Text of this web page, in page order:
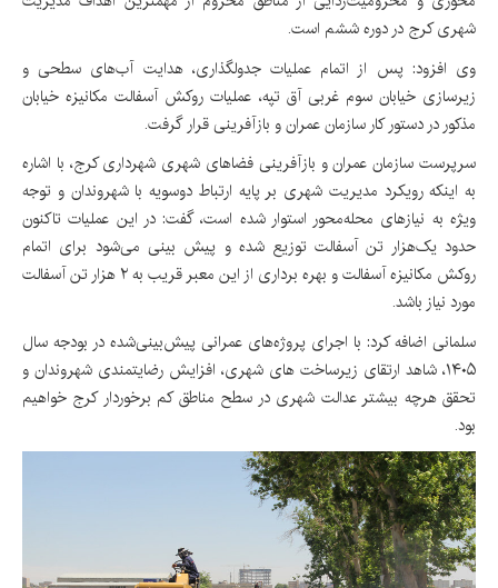
شهری کرج در دوره ششم است.
وی افزود: پس از اتمام عملیات جدولگذاری، هدایت آب‌های سطحی و
زیرسازی خیابان سوم غربی آق تپه، عملیات روکش آسفالت مکانیزه خیابان
مذکور در دستور کار سازمان عمران و بازآفرینی قرار گرفت.
سرپرست سازمان عمران و بازآفرینی فضاهای شهری شهرداری کرج، با اشاره
به اینکه رویکرد مدیریت شهری بر پایه ارتباط دوسویه با شهروندان و توجه
ویژه به نیازهای محله‌محور استوار شده است، گفت: در این عملیات تاکنون
حدود یک‌هزار تن آسفالت توزیع شده و پیش بینی می‌شود برای اتمام
روکش مکانیزه آسفالت و بهره برداری از این معبر قریب به ۲ هزار تن آسفالت
مورد نیاز باشد.
سلمانی اضافه کرد: با اجرای پروژه‌های عمرانی پیش‌بینی‌شده در بودجه سال
۱۴۰۵، شاهد ارتقای زیرساخت‌ های شهری، افزایش رضایتمندی شهروندان و
تحقق هرچه بیشتر عدالت شهری در سطح مناطق کم‌ برخوردار کرج خواهیم
بود.